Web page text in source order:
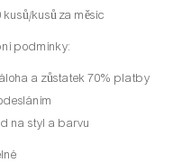
kusů/kusů za měsíc
podmínky:
a zůstatek 70% platby
na styl a barvu